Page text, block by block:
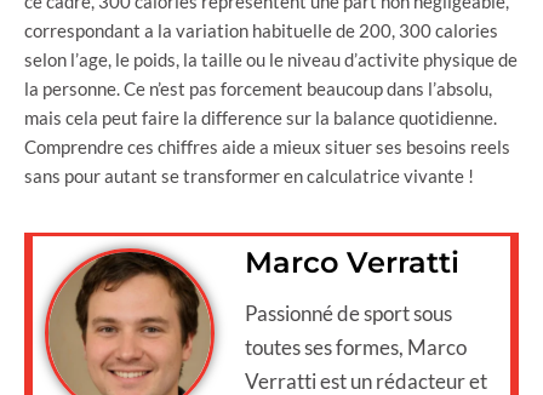
correspondant a la variation habituelle de 200, 300 calories
selon l’age, le poids, la taille ou le niveau d’activite physique de
la personne. Ce n’est pas forcement beaucoup dans l’absolu,
mais cela peut faire la difference sur la balance quotidienne.
Comprendre ces chiffres aide a mieux situer ses besoins reels
sans pour autant se transformer en calculatrice vivante !
Marco Verratti
Passionné de sport sous
toutes ses formes, Marco
Verratti est un rédacteur et